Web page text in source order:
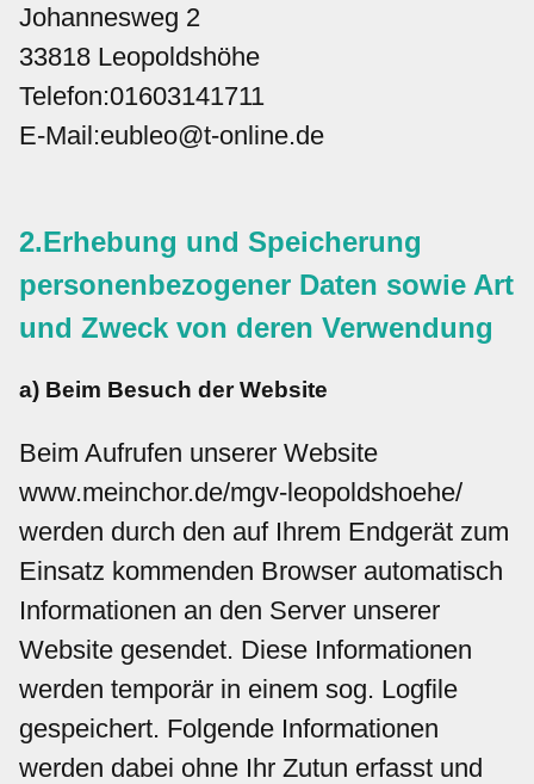
Johannesweg 2
33818 Leopoldshöhe
Telefon:01603141711
E-Mail:eubleo@t-online.de
2.Erhebung und Speicherung
personenbezogener Daten sowie Art
und Zweck von deren Verwendung
a) Beim Besuch der Website
Beim Aufrufen unserer Website
www.meinchor.de/mgv-leopoldshoehe/
werden durch den auf Ihrem Endgerät zum
Einsatz kommenden Browser automatisch
Informationen an den Server unserer
Website gesendet. Diese Informationen
werden temporär in einem sog. Logfile
gespeichert. Folgende Informationen
werden dabei ohne Ihr Zutun erfasst und